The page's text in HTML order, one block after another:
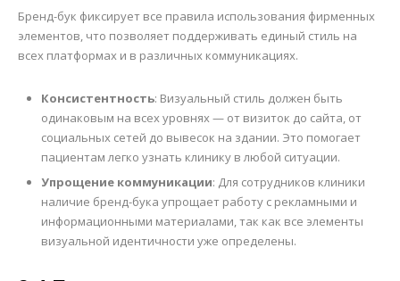
Бренд-бук фиксирует все правила использования фирменных
элементов, что позволяет поддерживать единый стиль на
всех платформах и в различных коммуникациях.
Консистентность: Визуальный стиль должен быть
одинаковым на всех уровнях — от визиток до сайта, от
социальных сетей до вывесок на здании. Это помогает
пациентам легко узнать клинику в любой ситуации.
Упрощение коммуникации: Для сотрудников клиники
наличие бренд-бука упрощает работу с рекламными и
информационными материалами, так как все элементы
визуальной идентичности уже определены.